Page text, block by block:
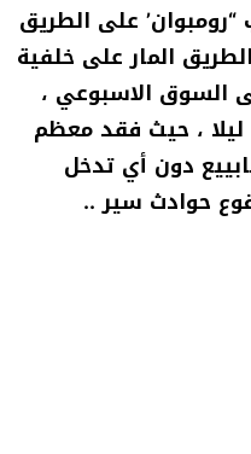
على الطريق
المار على خلفية
السوق الاسبوعي ،
، حيث فقد معظم
دون أي تدخل
حوادث سير ..